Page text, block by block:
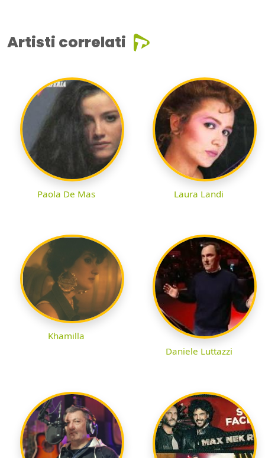
Artisti correlati
Paola De Mas Laura Landi
Khamilla
Daniele Luttazzi